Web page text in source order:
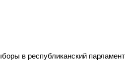
в республиканский парламент